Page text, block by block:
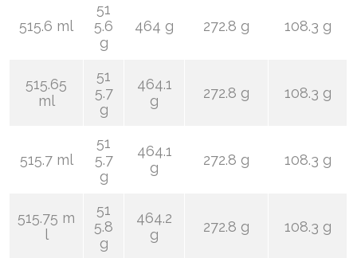
515.6 ml
51
5.6
g
464 g 272.8 g 108.3 g
515.65
ml
51
5.7
g
464.1
g
272.8 g 108.3 g
515.7 ml
51
5.7
g
464.1
g
272.8 g 108.3 g
515.75 m
l
51
5.8
g
464.2
g
272.8 g 108.3 g